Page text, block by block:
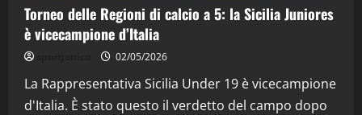
"SportEmpire" in Podcast
“SportEmpire” in Podcast: 26^ Puntata
08/04/2026
Torneo delle Regioni di calcio a 5: la Sicilia Juniores
è vicecampione d’Italia
02/05/2026
La Rappresentativa Sicilia Under 19 è vicecampione
d'Italia. È stato questo il verdetto del campo dopo